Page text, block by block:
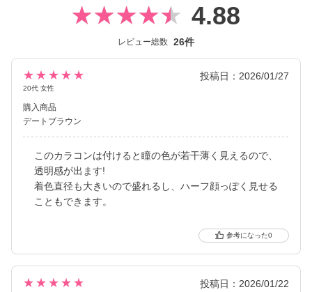
4.88
レビュー総数 26件
★★★★★
20代 女性
投稿日：2026/01/27
購入商品
デートブラウン
このカラコンは付けると瞳の色が若干薄く見えるので、
透明感が出ます!
着色直径も大きいので盛れるし、ハーフ顔っぽく見せる
こともできます。
0
★★★★★ 投稿日：2026/01/22